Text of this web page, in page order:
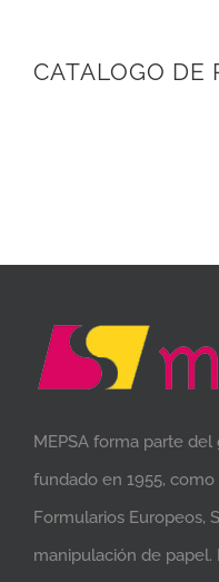
CATALOGO DE
MEPSA forma parte
fundado en 1955,
Formularios Europeos,
manipulación de